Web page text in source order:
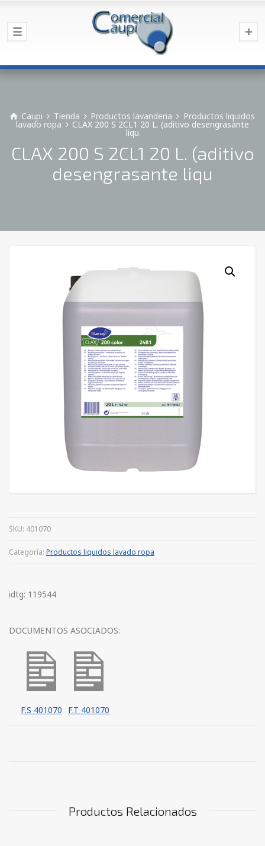
Caupi Tienda Productos lavanderia Productos liquidos
lavado ropa CLAX 200 S 2CL1 20 L. (aditivo desengrasante
liqu
CLAX 200 S 2CL1 20 L. (aditivo
desengrasante liqu
SKU: 401070
Categoría: Productos liquidos lavado ropa
idtg: 119544
DOCUMENTOS ASOCIADOS:
F.S 401070 F.T 401070
Productos Relacionados